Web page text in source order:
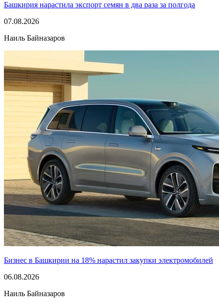
Башкирия нарастила экспорт семян в два раза за полгода
07.08.2026
Наиль Байназаров
Бизнес в Башкирии на 18% нарастил закупки электромобилей
06.08.2026
Наиль Байназаров